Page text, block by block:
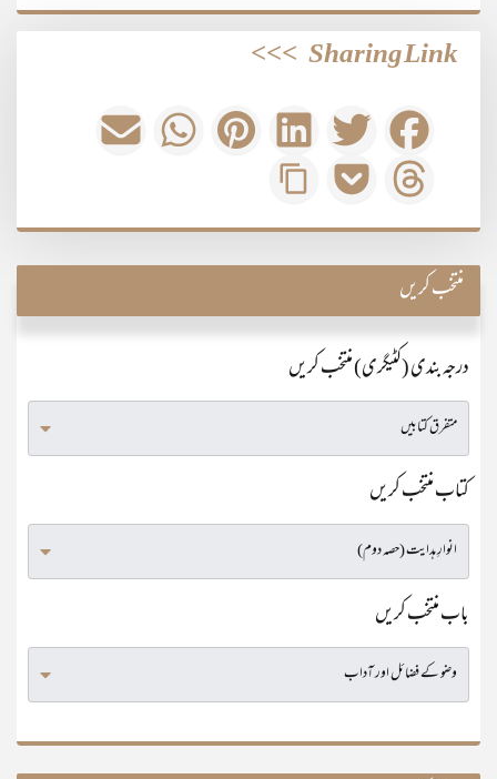
Sharing Link
>>>
منتخب کریں
درجہ بندی (کٹیگری) منتخب کریں
کتاب منتخب کریں
باب منتخب کریں